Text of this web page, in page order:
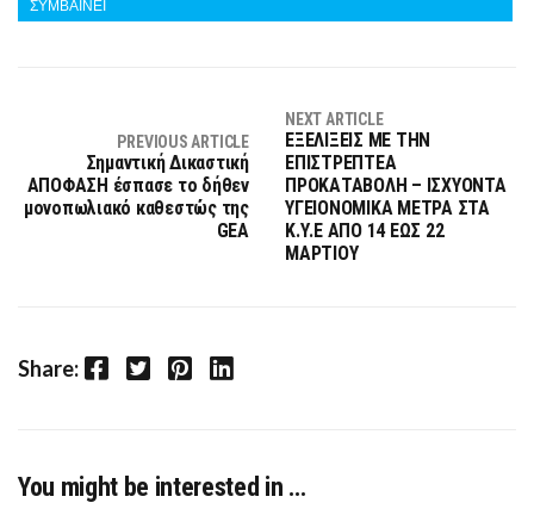
ΣΥΜΒΑΙΝΕΙ
PREVIOUS ARTICLE
Σημαντική Δικαστική
ΑΠΟΦΑΣΗ έσπασε το δήθεν
μονοπωλιακό καθεστώς της
GEA
NEXT ARTICLE
ΕΞΕΛΙΞΕΙΣ ΜΕ ΤΗΝ
ΕΠΙΣΤΡΕΠΤΕΑ
ΠΡΟΚΑΤΑΒΟΛΗ – ΙΣΧΥΟΝΤΑ
ΥΓΕΙΟΝΟΜΙΚΑ ΜΕΤΡΑ ΣΤΑ
Κ.Υ.Ε ΑΠΟ 14 ΕΩΣ 22
ΜΑΡΤΙΟΥ
Share: Facebook Twitter Pinterest LinkedIn
You might be interested in …